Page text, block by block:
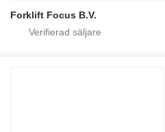
Forklift Focus B.V.